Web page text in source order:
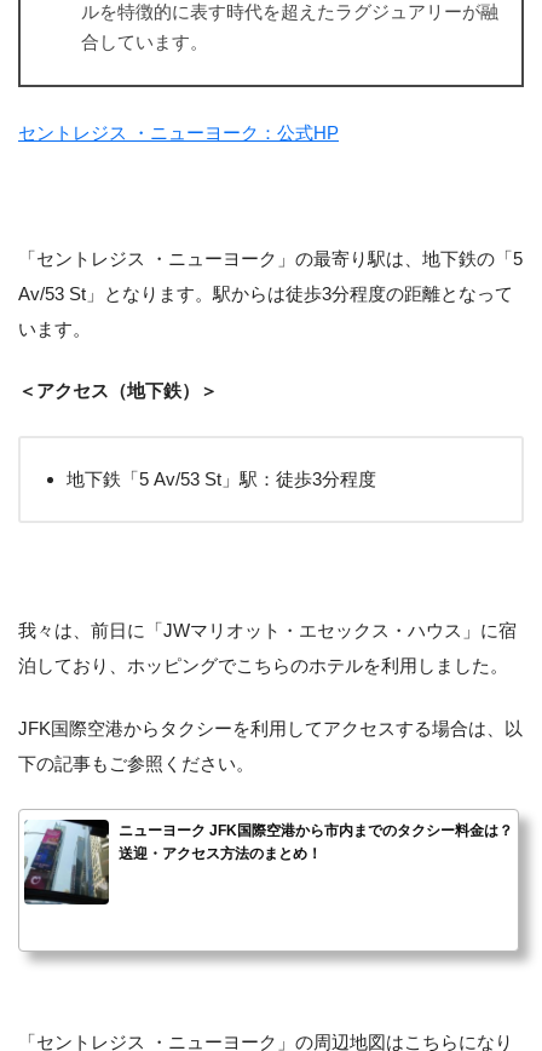
ルを特徴的に表す時代を超えたラグジュアリーが融
合しています。
セントレジス ・ニューヨーク：公式HP
「セントレジス ・ニューヨーク」の最寄り駅は、地下鉄の「5
Av/53 St」となります。駅からは徒歩3分程度の距離となって
います。
＜アクセス（地下鉄）＞
地下鉄「5 Av/53 St」駅：徒歩3分程度
我々は、前日に「JWマリオット・エセックス・ハウス」に宿
泊しており、ホッピングでこちらのホテルを利用しました。
JFK国際空港からタクシーを利用してアクセスする場合は、以
下の記事もご参照ください。
ニューヨーク JFK国際空港から市内までのタクシー料金は？
送迎・アクセス方法のまとめ！
「セントレジス ・ニューヨーク」の周辺地図はこちらになり